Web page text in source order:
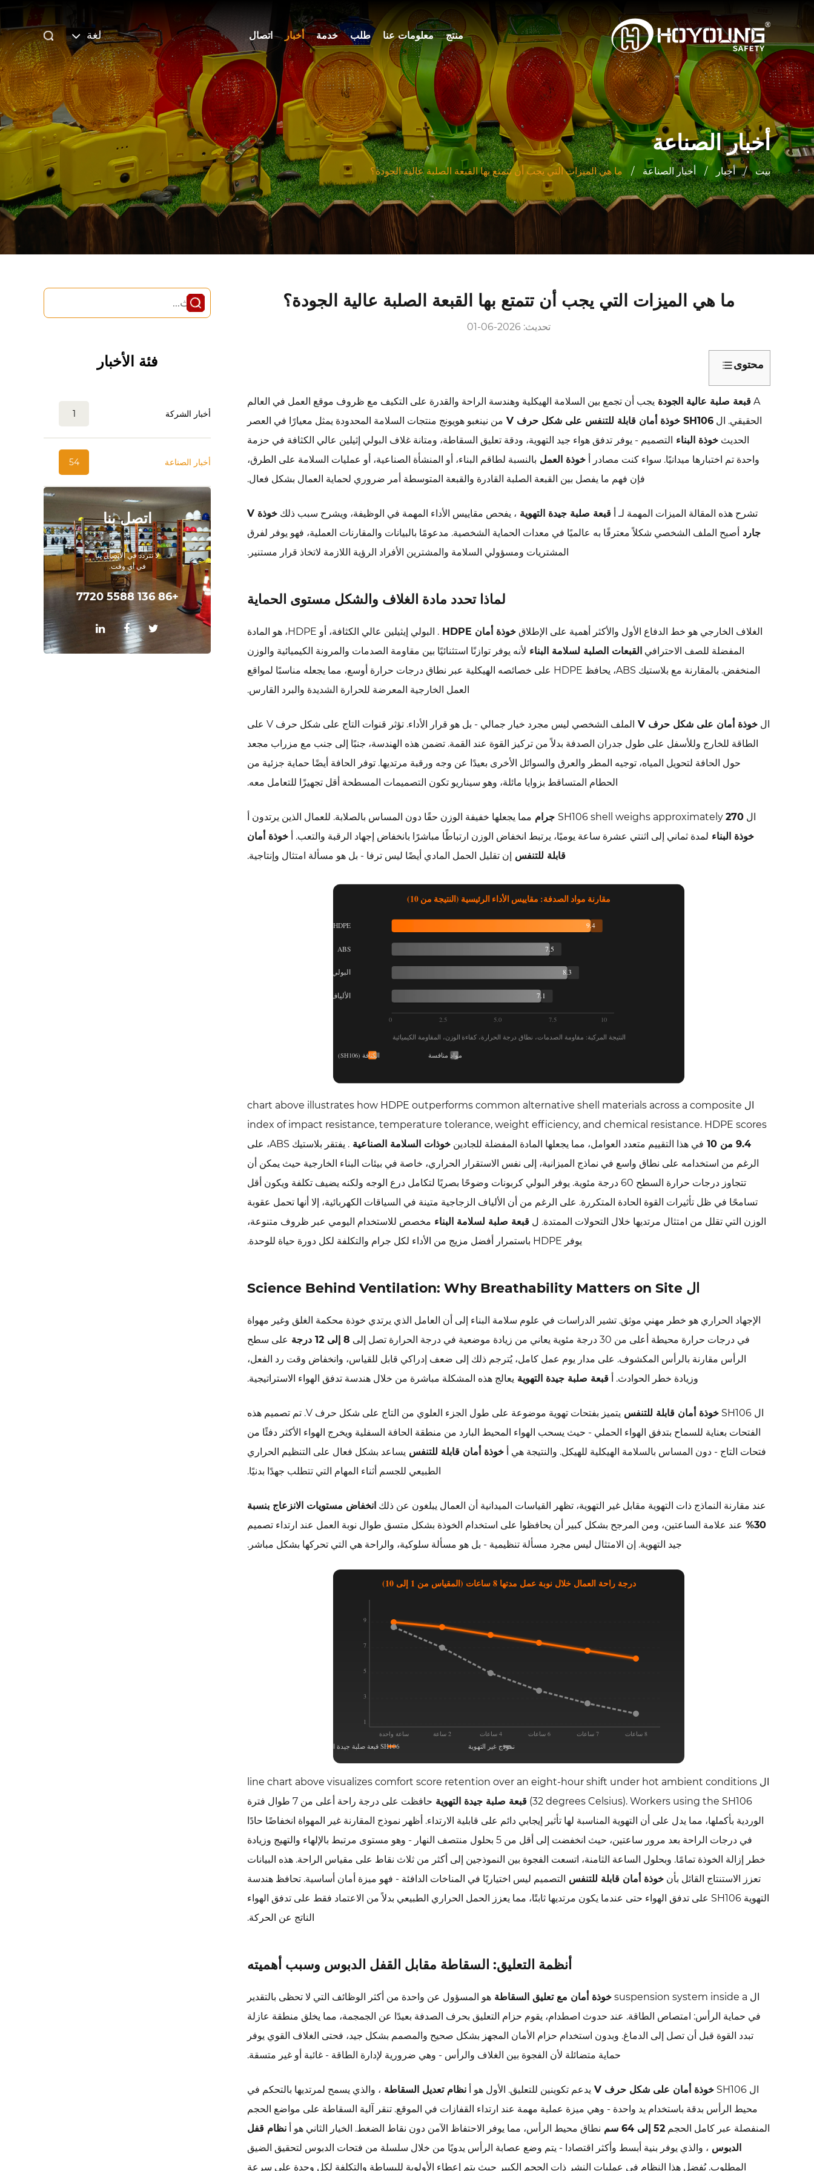
منتج معلومات عنا طلب خدمة أخبار اتصال لغة
أخبار الصناعة
بيت / أخبار / أخبار الصناعة / ما هي الميزات التي يجب أن تتمتع بها القبعة الصلبة عالية الجودة؟
ما هي الميزات التي يجب أن تتمتع بها القبعة الصلبة عالية الجودة؟
تحديث: 2026-06-01
محتوى
1
لماذا
تحدد
مادة
الغلاف
والشكل
ال
Matters
Site
التعليق:
السقاطة
مقابل
القفل
أهميته
رادار
وتخصيص
الألوان
الاعتماد
والامتثال
للمعايير
والوصول
إلى
نينغبو
هويونغ
لمنتجات
السلامة
الأسئلة
المتداولة
A قبعة صلبة عالية الجودة يجب أن تجمع بين السلامة الهيكلية وهندسة الراحة والقدرة على التكيف مع ظروف موقع العمل في العالم
الحقيقي. ال SH106 خوذة أمان قابلة للتنفس على شكل حرف V
من نينغبو هويونج منتجات السلامة المحدودة يمثل معيارًا في العصر
الحديث خوذة البناء التصميم - يوفر تدفق هواء جيد التهوية، ودقة تعليق السقاطة، ومتانة غلاف البولي إثيلين عالي الكثافة في حزمة
واحدة تم اختبارها ميدانيًا. سواء كنت مصادر أ خوذة العمل بالنسبة لطاقم البناء، أو المنشأة الصناعية، أو عمليات السلامة على الطرق،
فإن فهم ما يفصل بين القبعة الصلبة القادرة والقبعة المتوسطة أمر ضروري لحماية العمال بشكل فعال.
تشرح هذه المقالة الميزات المهمة لـ أ قبعة صلبة جيدة التهوية ، يفحص مقاييس الأداء المهمة في الوظيفة، ويشرح سبب ذلك
خوذة V
جارد أصبح الملف الشخصي شكلاً معترفًا به عالميًا في معدات الحماية الشخصية. مدعومًا بالبيانات والمقارنات العملية، فهو يوفر لفرق
المشتريات ومسؤولي السلامة والمشترين الأفراد الرؤية اللازمة لاتخاذ قرار مستنير.
لماذا تحدد مادة الغلاف والشكل مستوى الحماية
الغلاف الخارجي هو خط الدفاع الأول والأكثر أهمية على الإطلاق خوذة أمان HDPE
. البولي إيثيلين عالي الكثافة، أو HDPE، هو المادة
المفضلة للصف الاحترافي القبعات الصلبة لسلامة البناء لأنه يوفر توازنًا استثنائيًا بين مقاومة الصدمات والمرونة الكيميائية والوزن
المنخفض. بالمقارنة مع بلاستيك ABS، يحافظ HDPE على خصائصه الهيكلية عبر نطاق درجات حرارة أوسع، مما يجعله مناسبًا لمواقع
العمل الخارجية المعرضة للحرارة الشديدة والبرد القارس.
ال خوذة أمان على شكل حرف V
الملف الشخصي ليس مجرد خيار جمالي - بل هو قرار الأداء. تؤثر قنوات التاج على شكل حرف V على
الطاقة للخارج وللأسفل على طول جدران الصدفة بدلاً من تركيز القوة عند القمة. تضمن هذه الهندسة، جنبًا إلى جنب مع مزراب مجعد
حول الحافة لتحويل المياه، توجيه المطر والعرق والسوائل الأخرى بعيدًا عن وجه ورقبة مرتديها. توفر الحافة أيضًا حماية جزئية من
الحطام المتساقط بزوايا مائلة، وهو سيناريو تكون التصميمات المسطحة أقل تجهيزًا للتعامل معه.
ال SH106 shell weighs approximately 270 جرام
مما يجعلها خفيفة الوزن حقًا دون المساس بالصلابة. للعمال الذين يرتدون أ
خوذة البناء لمدة ثماني إلى اثنتي عشرة ساعة يوميًا، يرتبط انخفاض الوزن ارتباطًا مباشرًا بانخفاض إجهاد الرقبة والتعب. أ خوذة أمان
قابلة للتنفس إن تقليل الحمل المادي أيضًا ليس ترفا - بل هو مسألة امتثال وإنتاجية.
مقارنة مواد الصدفة: مقاييس الأداء الرئيسية (النتيجة من 10)
HDPE 9.4
ABS 7.5
البولي 8.3
الألياف الزجاجية 7.1
0 2.5 5.0 7.5 10
النتيجة المركبة: مقاومة الصدمات، نطاق درجة الحرارة، كفاءة الوزن، المقاومة الكيميائية
الكثافة (SH106) مواد منافسة
ال chart above illustrates how HDPE outperforms common alternative shell materials across a composite
index of impact resistance, temperature tolerance, weight efficiency, and chemical resistance. HDPE scores
9.4 من 10
في هذا التقييم متعدد العوامل، مما يجعلها المادة المفضلة للجادين خوذات السلامة الصناعية
. يفتقر بلاستيك ABS، على
الرغم من استخدامه على نطاق واسع في نماذج الميزانية، إلى نفس الاستقرار الحراري، خاصة في بيئات البناء الخارجية حيث يمكن أن
تتجاوز درجات حرارة السطح 60 درجة مئوية. يوفر البولي كربونات وضوحًا بصريًا لتكامل درع الوجه ولكنه يضيف تكلفة ويكون أقل
تسامحًا في ظل تأثيرات القوة الحادة المتكررة. على الرغم من أن الألياف الزجاجية متينة في السياقات الكهربائية، إلا أنها تحمل عقوبة
الوزن التي تقلل من امتثال مرتديها خلال التحولات الممتدة. ل قبعة صلبة لسلامة البناء مخصص للاستخدام اليومي عبر ظروف متنوعة،
يوفر HDPE باستمرار أفضل مزيج من الأداء لكل جرام والتكلفة لكل دورة حياة للوحدة.
ال Science Behind Ventilation: Why Breathability Matters on Site
الإجهاد الحراري هو خطر مهني موثق. تشير الدراسات في علوم سلامة البناء إلى أن العامل الذي يرتدي خوذة محكمة الغلق وغير مهواة
في درجات حرارة محيطة أعلى من 30 درجة مئوية يعاني من زيادة موضعية في درجة الحرارة تصل إلى
8 إلى 12 درجة
على سطح
الرأس مقارنة بالرأس المكشوف. على مدار يوم عمل كامل، يُترجم ذلك إلى ضعف إدراكي قابل للقياس، وانخفاض وقت رد الفعل،
وزيادة خطر الحوادث. أ قبعة صلبة جيدة التهوية يعالج هذه المشكلة مباشرة من خلال هندسة تدفق الهواء الاستراتيجية.
ال SH106 خوذة أمان قابلة للتنفس
يتميز بفتحات تهوية موضوعة على طول الجزء العلوي من التاج على شكل حرف V. تم تصميم هذه
الفتحات بعناية للسماح بتدفق الهواء الحملي - حيث يسحب الهواء المحيط البارد من منطقة الحافة السفلية ويخرج الهواء الأكثر دفئًا من
فتحات التاج - دون المساس بالسلامة الهيكلية للهيكل. والنتيجة هي أ خوذة أمان قابلة للتنفس يساعد بشكل فعال على التنظيم الحراري
الطبيعي للجسم أثناء المهام التي تتطلب جهدًا بدنيًا.
عند مقارنة النماذج ذات التهوية مقابل غير التهوية، تظهر القياسات الميدانية أن العمال يبلغون عن ذلك انخفاض مستويات الانزعاج بنسبة
30%
عند علامة الساعتين، ومن المرجح بشكل كبير أن يحافظوا على استخدام الخوذة بشكل متسق طوال نوبة العمل عند ارتداء تصميم
جيد التهوية. إن الامتثال ليس مجرد مسألة تنظيمية - بل هو مسألة سلوكية، والراحة هي التي تحركها بشكل مباشر.
درجة راحة العمال خلال نوبة عمل مدتها 8 ساعات (المقياس من 1 إلى 10)
1
3
5
7
9
ساعة واحدة 2 ساعة 4 ساعات 6 ساعات 7 ساعات 8 ساعات
SH106 قبعة صلبة جيدة التهوية نموذج غير التهوية
ال line chart above visualizes comfort score retention over an eight-hour shift under hot ambient conditions
(32 degrees Celsius). Workers using the SH106 قبعة صلبة جيدة التهوية
حافظت على درجة راحة أعلى من 7 طوال فترة
الوردية بأكملها، مما يدل على أن التهوية المناسبة لها تأثير إيجابي دائم على قابلية الارتداء. أظهر نموذج المقارنة غير المهواة انخفاضًا حادًا
في درجات الراحة بعد مرور ساعتين، حيث انخفضت إلى أقل من 5 بحلول منتصف النهار - وهو مستوى مرتبط بالإلهاء والتهيج وزيادة
خطر إزالة الخوذة تمامًا. وبحلول الساعة الثامنة، اتسعت الفجوة بين النموذجين إلى أكثر من ثلاث نقاط على مقياس الراحة. هذه البيانات
تعزز الاستنتاج القائل بأن خوذة أمان قابلة للتنفس التصميم ليس اختياريًا في المناخات الدافئة - فهو ميزة أمان أساسية. تحافظ هندسة
التهوية SH106 على تدفق الهواء حتى عندما يكون مرتديها ثابتًا، مما يعزز الحمل الحراري الطبيعي بدلاً من الاعتماد فقط على تدفق الهواء
الناتج عن الحركة.
أنظمة التعليق: السقاطة مقابل القفل الدبوس وسبب أهميته
ال suspension system inside a خوذة أمان مع تعليق السقاطة هو المسؤول عن واحدة من أكثر الوظائف التي لا تحظى بالتقدير
في حماية الرأس: امتصاص الطاقة. عند حدوث اصطدام، يقوم حزام التعليق بحرف الصدفة بعيدًا عن الجمجمة، مما يخلق منطقة عازلة
تبدد القوة قبل أن تصل إلى الدماغ. وبدون استخدام حزام الأمان المجهز بشكل صحيح والمصمم بشكل جيد، فحتى الغلاف القوي يوفر
حماية متضائلة لأن الفجوة بين الغلاف والرأس - وهي ضرورية لإدارة الطاقة - غائبة أو غير متسقة.
ال SH106 خوذة أمان على شكل حرف V يدعم تكوينين للتعليق. الأول هو أ نظام تعديل السقاطة ، والذي يسمح لمرتديها بالتحكم في
محيط الرأس بدقة باستخدام يد واحدة - وهي ميزة عملية مهمة عند ارتداء القفازات في الموقع. تنقر آلية السقاطة على مواضع الحجم
المنفصلة عبر كامل الحجم 52 إلى 64 سم نطاق محيط الرأس، مما يوفر الاحتفاظ الآمن دون نقاط الضغط. الخيار الثاني هو أ نظام قفل
الدبوس ، والذي يوفر بنية أبسط وأكثر اقتصادا - يتم وضع عصابة الرأس يدويًا من خلال سلسلة من فتحات الدبوس لتحقيق الضيق
المطلوب. يُفضل هذا النظام في عمليات النشر ذات الحجم الكبير حيث يتم إعطاء الأولوية للبساطة والتكلفة لكل وحدة على سرعة
فئة الأخبار
أخبار الشركة 1
أخبار الصناعة 54
اتصل بنا
لا تتردد في الاتصال بنا
في أي وقت.
+86 136 5588 7720